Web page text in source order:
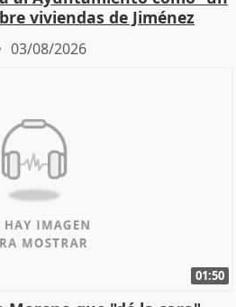
viviendas de Jiménez
03/08/2026
01:50